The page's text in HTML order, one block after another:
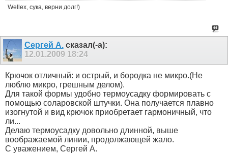
Wellex, сука, верни долг!)
Сергей А.сказал(-а):
12.01.2009 18:24
Крючок отличный: и острый, и бородка не микро.(Не
люблю микро, грешным делом).
Для такой формы удобно термоусадку формировать с
помощью соларовской штучки. Она получается плавно
изогнутой и вид крючок приобретает гармоничный, что
ли...
Делаю термоусадку довольно длинной, выше
воображаемой линии, продолжающей жало.
С уважением, Сергей А.